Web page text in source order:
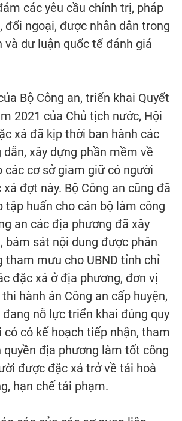
các yêu cầu chính trị, pháp
đối ngoại, được nhân dân trong
và dư luận quốc tế đánh giá
Bộ Công an, triển khai Quyết
2021 của Chủ tịch nước, Hội
xá đã kịp thời ban hành các
xây dựng phần mềm về
các cơ sở giam giữ có người
đợt này. Bộ Công an cũng đã
tập huấn cho cán bộ làm công
an các địa phương đã xây
bám sát nội dung được phân
tham mưu cho UBND tỉnh chỉ
đặc xá ở địa phương, đơn vị
hành án Công an cấp huyện,
nỗ lực triển khai đúng quy
có có kế hoạch tiếp nhận, tham
quyền địa phương làm tốt công
được đặc xá trở về tái hoà
hạn chế tái phạm.